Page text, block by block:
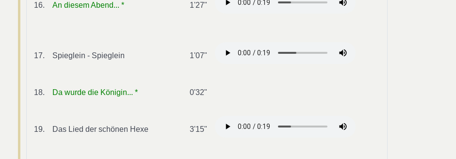
16. An diesem Abend... * 1'27"
17. Spieglein - Spieglein 1'07"
18. Da wurde die Königin... * 0'32"
19. Das Lied der schönen Hexe 3'15"